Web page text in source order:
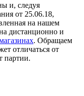
и, следуя
от 25.06.18,
на нашем
дистанционно и
. Обращаем
отличаться от
партии.